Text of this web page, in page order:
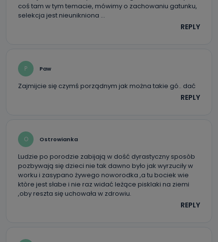
Kablowej Pro-Art z siedzibą w miejscowości Ostrów
Wielkopolski (63-400) przy ul. Wolności 19.
Ostrów Wielkopolski (63-400) przy ul. Wolności 19 nie
przekazuje Państwa danych osobowych podmiotom
trzecim, jak również nie są one wykorzystywane w
procesach zautomatyzowanego profilowania.
Po wyrażeniu zgody na przetwarzanie danych osobowych,
mają Państwo prawo do żądania od Telewizji Kablowa
Pro-Art z siedzibą w miejscowości Ostrów Wielkopolski (63-
dotyczących Państwa oraz uzyskania ich kopii, a także
żądania ich sprostowania, usunięcia danych,
ograniczenia ich przetwarzania oraz prawo wniesienia
sprzeciwu wobec ich przetwarzania.
Do kiedy Państwa dane osobowe będą
coś tam w tym temacie, mówimy o zachowaniu gatunku,
selekcja jest nieunikniona …
REPLY
P Paw
Zajmijcie się czymś porządnym jak można takie gó.. dać
REPLY
O Ostrowianka
Ludzie po porodzie zabijają w dość dyrastyczny sposòb
pozbywają się dzieci nie tak dawno było jak wyrzuciły w
worku i zasypano żywego noworodka ,a tu bociek wie
ktòre jest słabe i nie raz widać leżące pisklaki na ziemi
,oby reszta się uchowała w zdrowiu.
REPLY